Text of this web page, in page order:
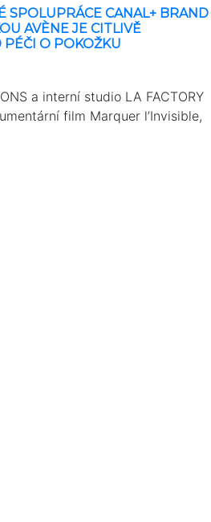
SPOLUPRÁCE CANAL+ BRAND
AVÈNE JE CITLIVĚ
PÉČI O POKOŽKU
a interní studio LA FACTORY
film Marquer l’Invisible,